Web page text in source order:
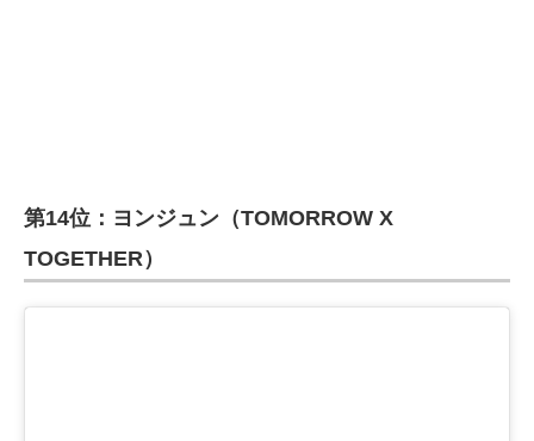
エレクトロニクス専門サイト
電子設計の基本と応用
第14位：ヨンジュン（TOMORROW X
TOGETHER）